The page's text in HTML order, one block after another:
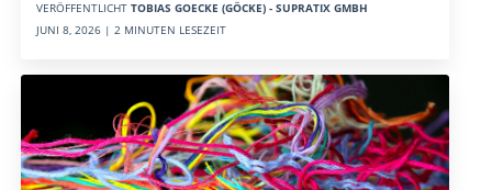
VERÖFFENTLICHT TOBIAS GOECKE (GÖCKE) - SUPRATIX GMBH
JUNI 8, 2026 | 2 MINUTEN LESEZEIT